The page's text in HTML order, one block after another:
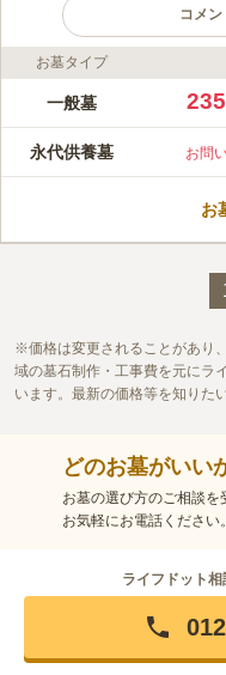
コメ
ライフドット編集部のコメント
「恵比寿駅」から徒
べ地蔵」が門前で
るので後継者のいな
みんなの評価
お墓タイプ
一般墓 235
永代供養墓 お問
お
価格は変更されることがあり
域の墓石制作・工事費を元にラ
います。最新の価格等を知りた
どのお墓がいい
お墓の選び方のご相談を
お気軽にお電話ください。
ライフドット相